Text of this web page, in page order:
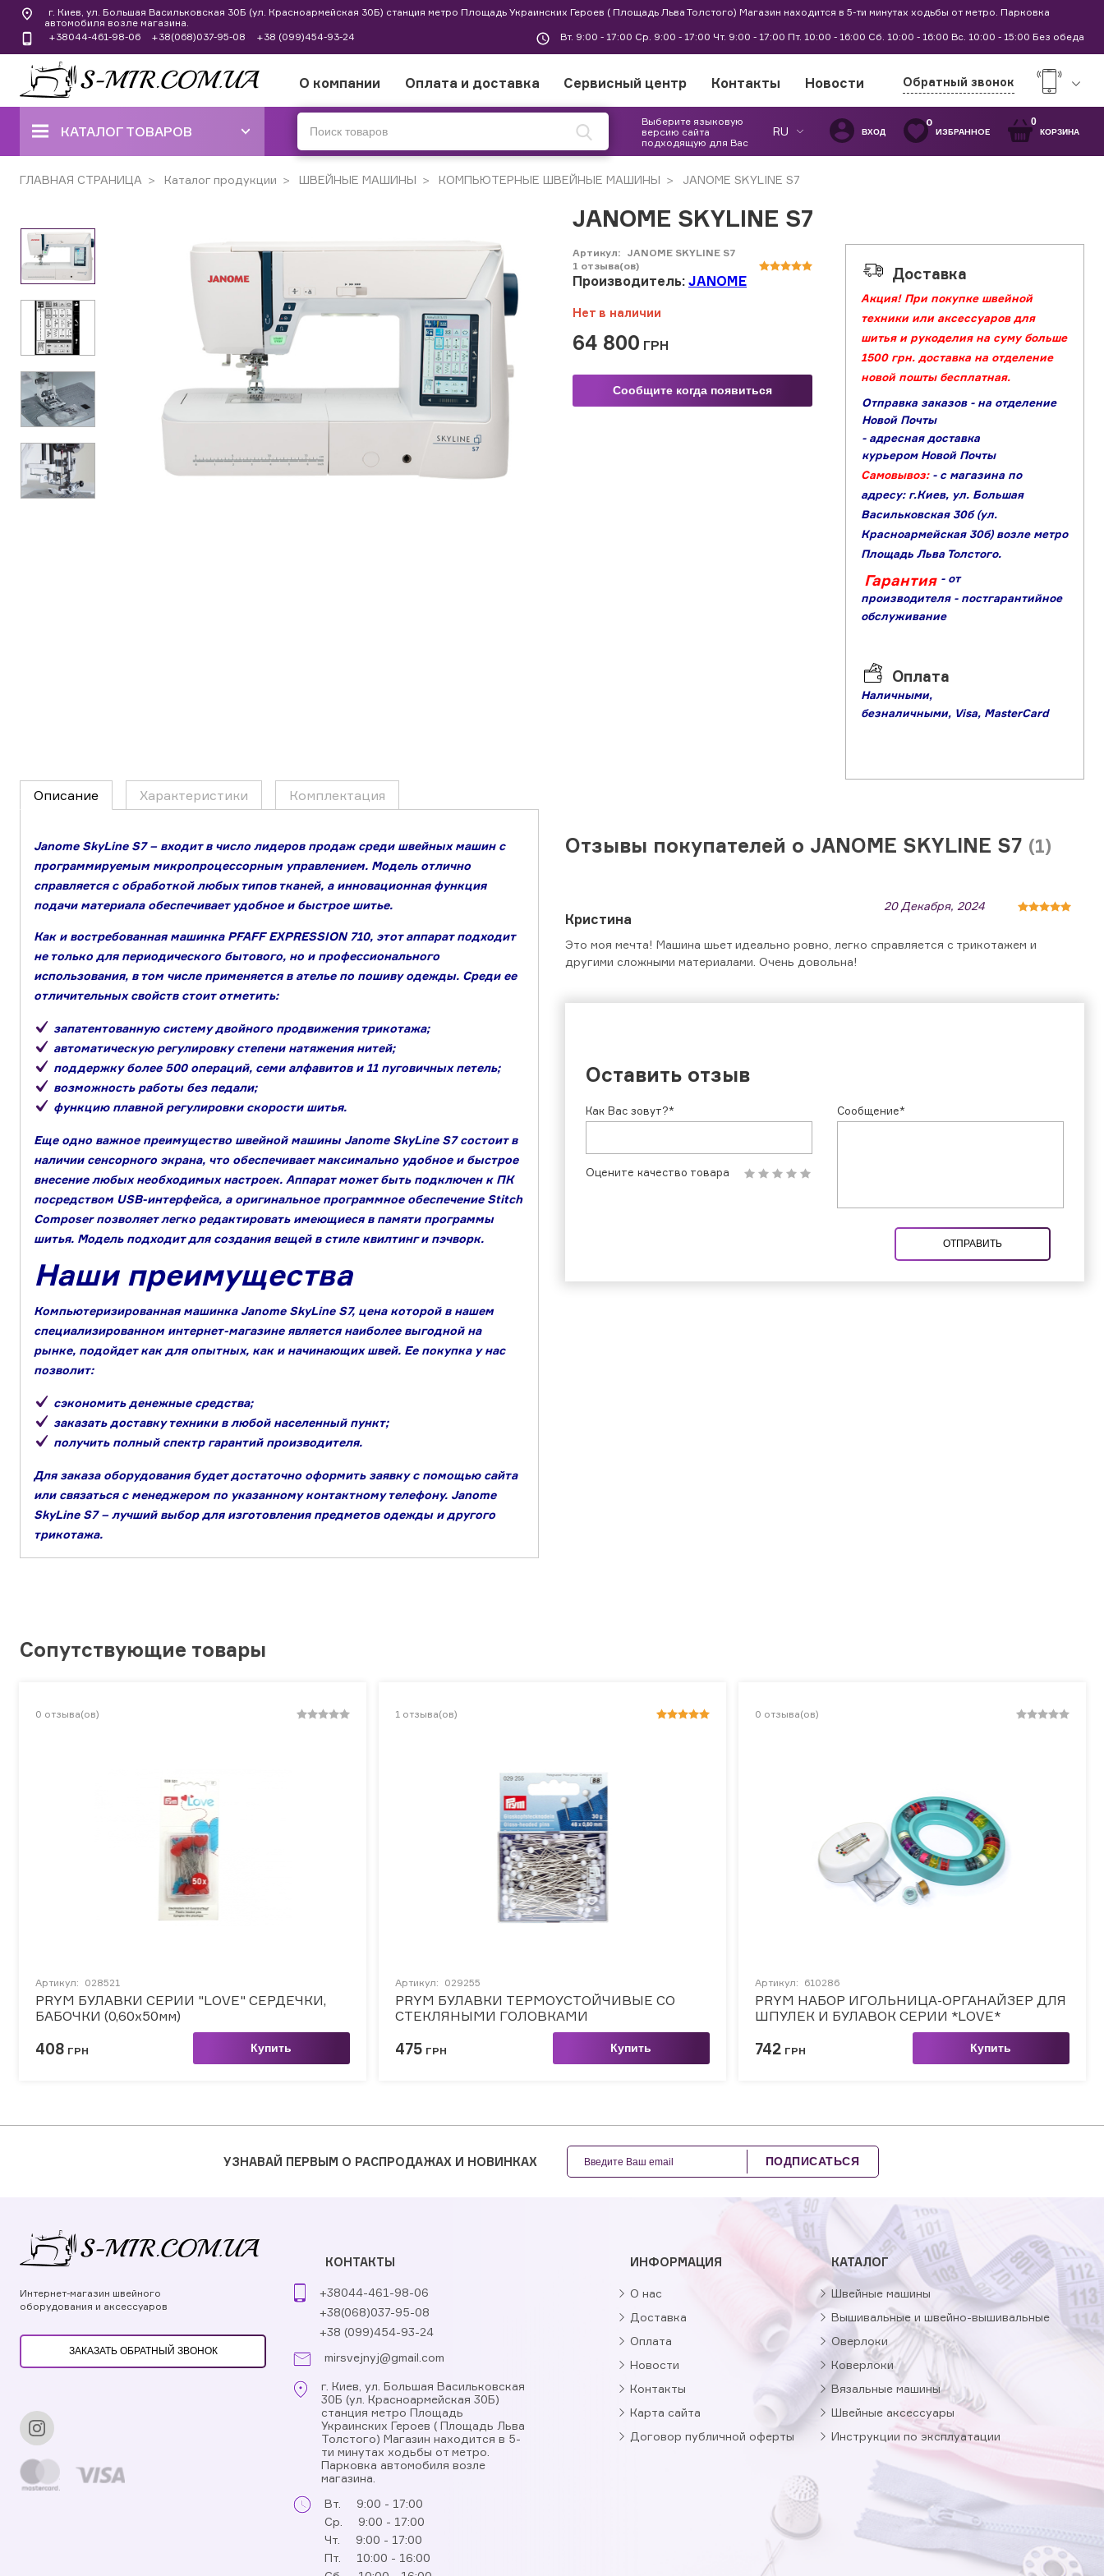
г. Киев, ул. Большая Васильковская 30Б (ул. Красноармейская 30Б) станция метро Площадь Украинских Героев ( Площадь Льва Толстого) Магазин находится в 5-ти минутах ходьбы от метро. Парковка
автомобиля возле магазина.
+38044-461-98-06
+38(068)037-95-08 +38 (099)454-93-24 Вт. 9:00 - 17:00 Ср. 9:00 - 17:00 Чт. 9:00 - 17:00 Пт. 10:00 - 16:00 Сб. 10:00 - 16:00 Вс. 10:00 - 15:00 Без обеда
О компании Оплата и доставка Сервисный центр Контакты Новости Обратный звонок
КАТАЛОГ ТОВАРОВ
ШВЕЙНЫЕ МАШИНЫ
ПЛОСКОШОВНЫЕ МАШИНЫ
ВЫШИВАЛЬНЫЕ И ШВЕЙНО-
ВЫШИВАЛЬНЫЕ
ШВЕЙНЫЕ МАШИНЫ РУЧНОГО
СТЕЖКА
ВЯЗАЛЬНЫЕ МАШИНЫ
АКСЕССУАРЫ
БРЕНДЫ
Выберите языковую
версию сайта
подходящую для Вас
RU ВХОД
0
ИЗБРАННОЕ
0
КОРЗИНА
ГЛАВНАЯ СТРАНИЦА Каталог продукции ШВЕЙНЫЕ МАШИНЫ КОМПЬЮТЕРНЫЕ ШВЕЙНЫЕ МАШИНЫ JANOME SKYLINE S7
JANOME SKYLINE S7
Артикул: JANOME SKYLINE S7
1 отзыва(ов)
Производитель: JANOME
Нет в наличии
64 800 ГРН
Сообщите когда появиться
Доставка
Акция! При покупке швейной
техники или аксессуаров для
шитья и рукоделия на суму больше
1500 грн. доставка на отделение
новой пошты бесплатная.
Отправка заказов - на отделение
Новой Почты
- адресная доставка
курьером Новой Почты
Самовывоз: - с магазина по
адресу: г.Киев, ул. Большая
Васильковская 30б (ул.
Красноармейская 30б) возле метро
Площадь Льва Толстого.
Гарантия - от
производителя - постгарантийное
обслуживание
Оплата
Наличными,
безналичными, Visa, MasterCard
Описание Характеристики Комплектация
Janome SkyLine S7 – входит в число лидеров продаж среди швейных машин с
программируемым микропроцессорным управлением. Модель отлично
справляется с обработкой любых типов тканей, а инновационная функция
подачи материала обеспечивает удобное и быстрое шитье.
Как и востребованная машинка PFAFF EXPRESSION 710, этот аппарат подходит
не только для периодического бытового, но и профессионального
использования, в том числе применяется в ателье по пошиву одежды. Среди ее
отличительных свойств стоит отметить:
запатентованную систему двойного продвижения трикотажа;
автоматическую регулировку степени натяжения нитей;
поддержку более 500 операций, семи алфавитов и 11 пуговичных петель;
возможность работы без педали;
функцию плавной регулировки скорости шитья.
Еще одно важное преимущество швейной машины Janome SkyLine S7 состоит в
наличии сенсорного экрана, что обеспечивает максимально удобное и быстрое
внесение любых необходимых настроек. Аппарат может быть подключен к ПК
посредством USB-интерфейса, а оригинальное программное обеспечение Stitch
Composer позволяет легко редактировать имеющиеся в памяти программы
шитья. Модель подходит для создания вещей в стиле квилтинг и пэчворк.
Наши преимущества
Компьютеризированная машинка Janome SkyLine S7, цена которой в нашем
специализированном интернет-магазине является наиболее выгодной на
рынке, подойдет как для опытных, как и начинающих швей. Ее покупка у нас
позволит:
сэкономить денежные средства;
заказать доставку техники в любой населенный пункт;
получить полный спектр гарантий производителя.
Для заказа оборудования будет достаточно оформить заявку с помощью сайта
или связаться с менеджером по указанному контактному телефону. Janome
SkyLine S7 – лучший выбор для изготовления предметов одежды и другого
трикотажа.
Отзывы покупателей о JANOME SKYLINE S7 (1)
Кристина
20 Декабря, 2024
Это моя мечта! Машина шьет идеально ровно, легко справляется с трикотажем и
другими сложными материалами. Очень довольна!
Оставить отзыв
Сообщение*
Как Вас зовут?*
Оцените качество товара
ОТПРАВИТЬ
Сопутствующие товары
0 отзыва(ов)
Артикул: 028521
PRYM БУЛАВКИ СЕРИИ "LOVE" СЕРДЕЧКИ,
БАБОЧКИ (0,60х50мм)
408 ГРН Купить
1 отзыва(ов)
Артикул: 029255
PRYM БУЛАВКИ ТЕРМОУСТОЙЧИВЫЕ СО
СТЕКЛЯНЫМИ ГОЛОВКАМИ
475 ГРН Купить
0 отзыва(ов)
Артикул: 610286
PRYM НАБОР ИГОЛЬНИЦА-ОРГАНАЙЗЕР ДЛЯ
ШПУЛЕК И БУЛАВОК СЕРИИ *LOVE*
742 ГРН Купить
УЗНАВАЙ ПЕРВЫМ О РАСПРОДАЖАХ И НОВИНКАХ ПОДПИСАТЬСЯ
Интернет-магазин швейного
оборудования и аксессуаров
ЗАКАЗАТЬ ОБРАТНЫЙ ЗВОНОК
КОНТАКТЫ
+38044-461-98-06
+38(068)037-95-08
+38 (099)454-93-24
mirsvejnyj@gmail.com
г. Киев, ул. Большая Васильковская
30Б (ул. Красноармейская 30Б)
станция метро Площадь
Украинских Героев ( Площадь Льва
Толстого) Магазин находится в 5-
ти минутах ходьбы от метро.
Парковка автомобиля возле
магазина.
Вт.
9:00 - 17:00
Ср.
9:00 - 17:00
Чт.
9:00 - 17:00
Пт.
10:00 - 16:00
ИНФОРМАЦИЯ
О нас
Доставка
Оплата
Новости
Контакты
Карта сайта
Договор публичной оферты
КАТАЛОГ
Швейные машины
Вышивальные и швейно-вышивальные
Оверлоки
Коверлоки
Вязальные машины
Швейные аксессуары
Инструкции по эксплуатации